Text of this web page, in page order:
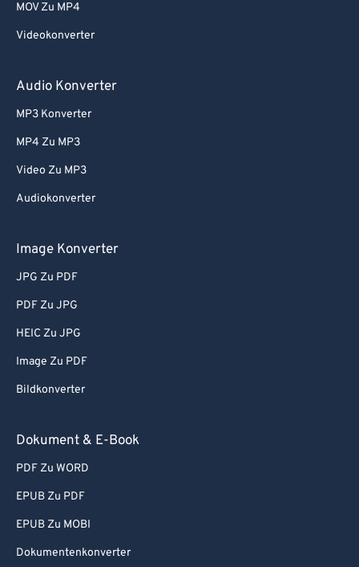
MOV Zu MP4
Videokonverter
Audio Konverter
MP3 Konverter
MP4 Zu MP3
Video Zu MP3
Audiokonverter
Image Konverter
JPG Zu PDF
PDF Zu JPG
HEIC Zu JPG
Image Zu PDF
Bildkonverter
Dokument & E-Book
PDF Zu WORD
EPUB Zu PDF
EPUB Zu MOBI
Dokumentenkonverter